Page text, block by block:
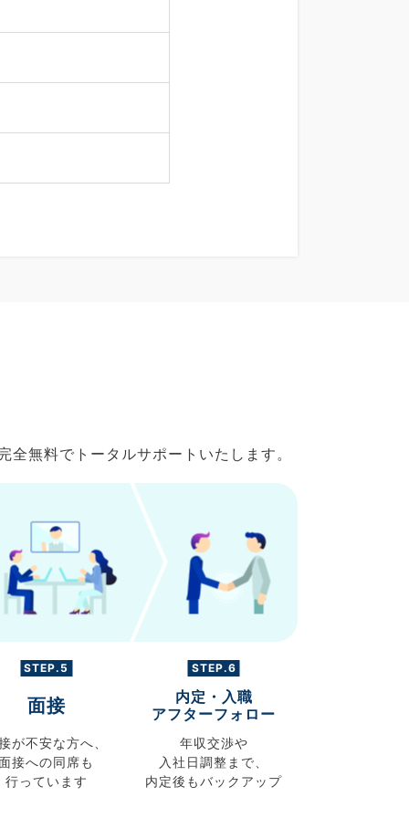
無料でトータルサポートいたします。
STEP.5
面接
が不安な方へ、
接への同席も
行っています
STEP.6
内定・入職
アフターフォロー
年収交渉や
入社日調整まで、
内定後もバックアップ